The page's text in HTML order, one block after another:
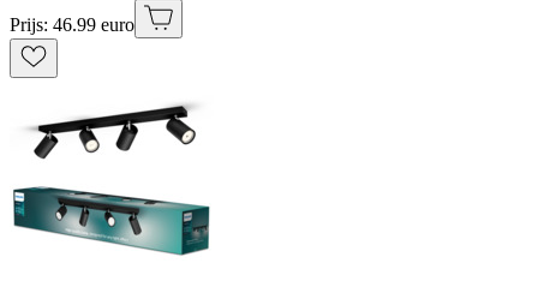
Prijs: 46.99 euro